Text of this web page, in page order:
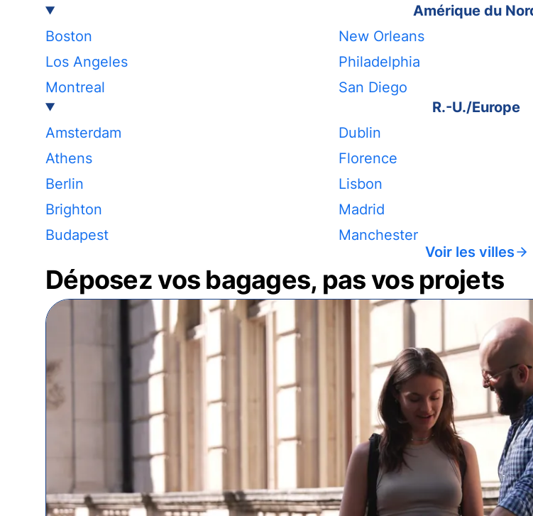
Amérique du
Boston
Los Angeles
Montreal
New Orleans
Philadelphia
San Diego
R.-U./Europe
Amsterdam
Athens
Berlin
Brighton
Budapest
Dublin
Florence
Lisbon
Madrid
Manchester
Voir les villes
Déposez vos bagages, pas vos projets